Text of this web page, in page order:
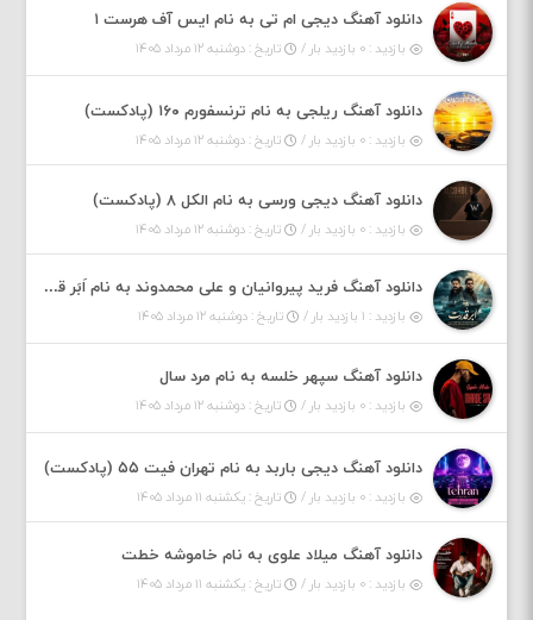
دانلود آهنگ دیجی ام تی به نام ایس آف هرست ۱
بازدید : ۰ بازدید بار / تاریخ : دوشنبه ۱۲ مرداد ۱۴۰۵
دانلود آهنگ ریلجی به نام ترنسفورم ۱۶۰ (پادکست)
بازدید : ۰ بازدید بار / تاریخ : دوشنبه ۱۲ مرداد ۱۴۰۵
دانلود آهنگ دیجی ورسی به نام الکل ۸ (پادکست)
بازدید : ۰ بازدید بار / تاریخ : دوشنبه ۱۲ مرداد ۱۴۰۵
دانلود آهنگ فرید پیروانیان و علی محمدوند به نام اَبَر قدرت
بازدید : ۱ بازدید بار / تاریخ : دوشنبه ۱۲ مرداد ۱۴۰۵
دانلود آهنگ سپهر خلسه به نام مرد سال
بازدید : ۰ بازدید بار / تاریخ : دوشنبه ۱۲ مرداد ۱۴۰۵
دانلود آهنگ دیجی باربد به نام تهران فیت ۵۵ (پادکست)
بازدید : ۰ بازدید بار / تاریخ : یکشنبه ۱۱ مرداد ۱۴۰۵
دانلود آهنگ میلاد علوی به نام خاموشه خطت
بازدید : ۰ بازدید بار / تاریخ : یکشنبه ۱۱ مرداد ۱۴۰۵